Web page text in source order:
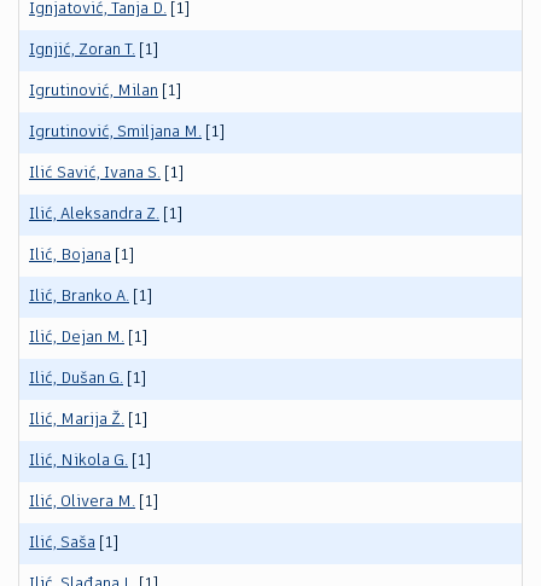
Ignjatović, Tanja D. [1]
Ignjić, Zoran T. [1]
Igrutinović, Milan [1]
Igrutinović, Smiljana M. [1]
Ilić Savić, Ivana S. [1]
Ilić, Aleksandra Z. [1]
Ilić, Bojana [1]
Ilić, Branko A. [1]
Ilić, Dejan M. [1]
Ilić, Dušan G. [1]
Ilić, Marija Ž. [1]
Ilić, Nikola G. [1]
Ilić, Olivera M. [1]
Ilić, Saša [1]